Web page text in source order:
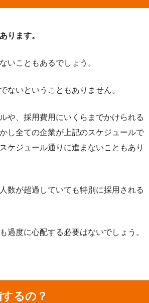
ります。
いこともあるでしょう。
ないということもありません。
や、採用費用にいくらまでかけられる
し全ての企業が上記のスケジュールで
ケジュール通りに進まないこともあり
数が超過していても特別に採用される
過度に心配する必要はないでしょう。
るの？